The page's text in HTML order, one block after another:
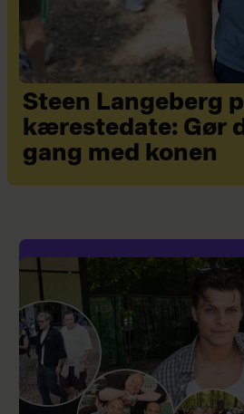
Steen Langeberg
kærestedate: Gør
gang med konen